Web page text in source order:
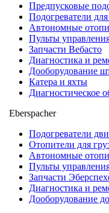
Предпусковые
Подогреватели
Автономные
Пульты
Запчасти Вебасто
Диагностика и
Дооборудование
Катера и яхты
Диагностическое
Eberspacher
Подогреватели
Отопители для
Автономные
Пульты
Запчасти
Диагностика и
Дооборудование